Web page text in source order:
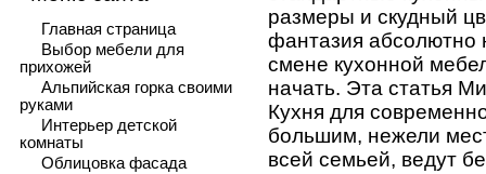
Главная страница
Выбор мебели для
прихожей
Альпийская горка своими
руками
Интерьер детской
комнаты
Облицовка фасада
размеры и скудный
фантазия абсолютно
смене кухонной
начать. Эта статья
Кухня для
большим, нежели
всей семьей, ведут